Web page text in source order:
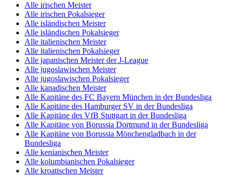
Alle irischen Meister
Alle irischen Pokalsieger
Alle isländischen Meister
Alle isländischen Pokalsieger
Alle italienischen Meister
Alle italienischen Pokalsieger
Alle japanischen Meister der J-League
Alle jugoslawischen Meister
Alle jugoslawischen Pokalsieger
Alle kanadischen Meister
Alle Kapitäne des FC Bayern München in der Bundesliga
Alle Kapitäne des Hamburger SV in der Bundesliga
Alle Kapitäne des VfB Stuttgart in der Bundesliga
Alle Kapitäne von Borussia Dortmund in der Bundesliga
Alle Kapitäne von Borussia Mönchengladbach in der
Bundesliga
Alle kenianischen Meister
Alle kolumbianischen Pokalsieger
Alle kroatischen Meister